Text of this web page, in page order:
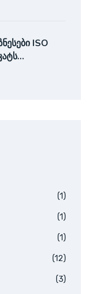
ISO
(1)
(1)
(1)
(12)
(3)